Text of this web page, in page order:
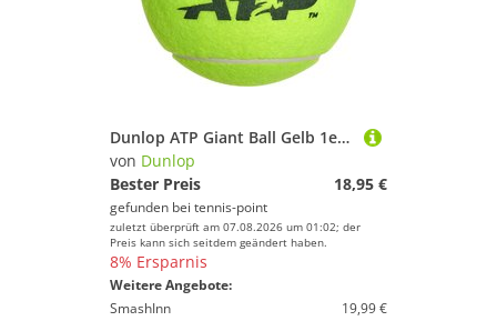
Dunlop ATP Giant Ball Gelb 1er Pack
von Dunlop
Bester Preis
18,95 €
gefunden bei tennis-point
zuletzt überprüft am 07.08.2026 um 01:02; der
Preis kann sich seitdem geändert haben.
8% Ersparnis
Weitere Angebote:
SmashInn
19,99 €